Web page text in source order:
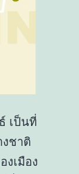
เป็นที่
ชาติ
เมือง